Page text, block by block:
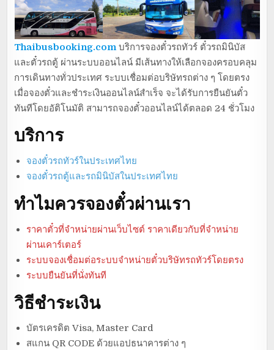
Thaibusbooking.com บริการจองตั๋วรถทัวร์ ตั๋วรถมินิบัส
และตั๋วรถตู้ ผ่านระบบออนไลน์ มีเส้นทางให้เลือกจองครอบคลุม
การเดินทางทั่วประเทศ ระบบเชื่อมต่อบริษัทรถต่าง ๆ โดยตรง
เมื่อจองตั๋วและชำระเงินออนไลน์สำเร็จ จะได้รับการยืนยันตั๋ว
ทันทีโดยอัติโนมัติ สามารถจองตั๋วออนไลน์ได้ตลอด 24 ชั่วโมง
บริการ
จองตั๋วรถทัวร์ในประเทศไทย
จองตั๋วรถตู้และรถมินิบัสในประเทศไทย
ทำไมควรจองตั๋วผ่านเรา
ราคาตั๋วที่จำหน่ายผ่านเว็บไซต์ ราคาเดียวกับที่จำหน่าย
ผ่านเคาร์เตอร์
ระบบจองเชื่อมต่อระบบจำหน่ายตั๋วบริษัทรถทัวร์โดยตรง
ระบบยืนยันที่นั่งทันที
วิธีชำระเงิน
บัตรเครดิต Visa, Master Card
สแกน QR CODE ด้วยแอปธนาคารต่าง ๆ